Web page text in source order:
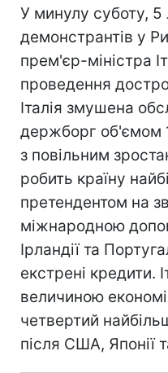
У минулу суботу, 5
демонстрантів у
прем'єр-міністра
проведення
Італія змушена
держборг об'ємом
з повільним
робить країну
претендентом на
міжнародною
Ірландії та
екстрені кредити.
величиною
четвертий
після США, Японії